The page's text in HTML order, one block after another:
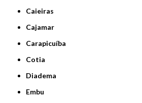
Caieiras
Cajamar
Carapicuíba
Cotia
Diadema
Embu